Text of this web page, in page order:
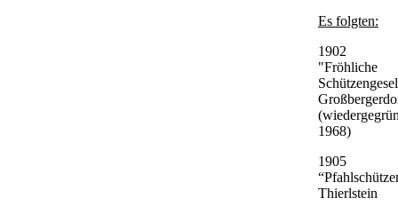
Es folgten:
1902
"Fröhliche
1968)
1905
Thierlstein